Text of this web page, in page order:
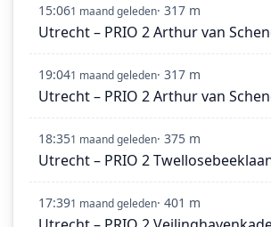
15:061 maand geleden· 317 m
Utrecht – PRIO 2 Arthur van
19:041 maand geleden· 317 m
Utrecht – PRIO 2 Arthur van
18:351 maand geleden· 375 m
Utrecht – PRIO 2
17:391 maand geleden· 401 m